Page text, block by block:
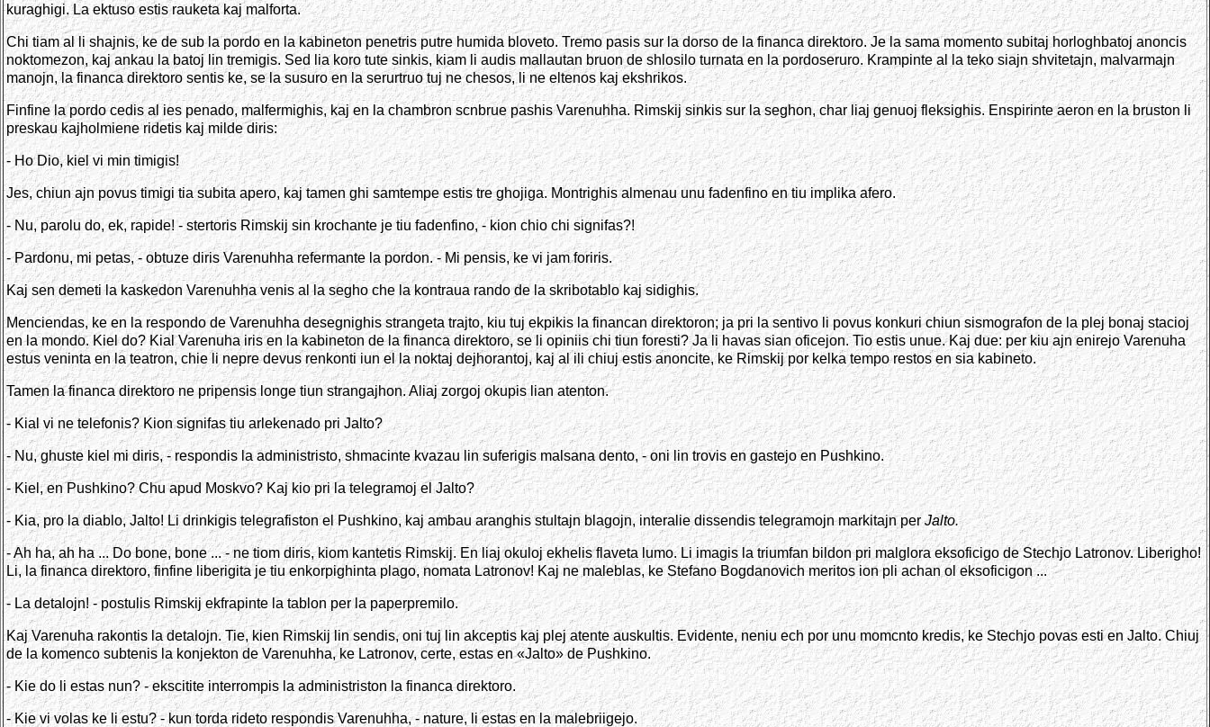
kuraghigi. La ektuso estis rauketa kaj malforta.
Chi tiam al li shajnis, ke de sub la pordo en la kabineton penetris putre humida bloveto. Tremo pasis sur la dorso de la financa direktoro. Je la sama momento subitaj horloghbatoj anoncis
noktomezon, kaj ankau la batoj lin tremigis. Sed lia koro tute sinkis, kiam li audis mallautan bruon de shlosilo turnata en la pordoseruro. Krampinte al la teko siajn shvitetajn, malvarmajn
manojn, la financa direktoro sentis ke, se la susuro en la serurtruo tuj ne chesos, li ne eltenos kaj ekshrikos.
Finfine la pordo cedis al ies penado, malfermighis, kaj en la chambron scnbrue pashis Varenuhha. Rimskij sinkis sur la seghon, char liaj genuoj fleksighis. Enspirinte aeron en la bruston li
preskau kajholmiene ridetis kaj milde diris:
- Ho Dio, kiel vi min timigis!
Jes, chiun ajn povus timigi tia subita apero, kaj tamen ghi samtempe estis tre ghojiga. Montrighis almenau unu fadenfino en tiu implika afero.
- Nu, parolu do, ek, rapide! - stertoris Rimskij sin krochante je tiu fadenfino, - kion chio chi signifas?!
- Pardonu, mi petas, - obtuze diris Varenuhha refermante la pordon. - Mi pensis, ke vi jam foriris.
Kaj sen demeti la kaskedon Varenuhha venis al la segho che la kontraua rando de la skribotablo kaj sidighis.
Menciendas, ke en la respondo de Varenuhha desegnighis strangeta trajto, kiu tuj ekpikis la financan direktoron; ja pri la sentivo li povus konkuri chiun sismografon de la plej bonaj stacioj
en la mondo. Kiel do? Kial Varenuha iris en la kabineton de la financa direktoro, se li opiniis chi tiun foresti? Ja li havas sian oficejon. Tio estis unue. Kaj due: per kiu ajn enirejo Varenuha
estus veninta en la teatron, chie li nepre devus renkonti iun el la noktaj dejhorantoj, kaj al ili chiuj estis anoncite, ke Rimskij por kelka tempo restos en sia kabineto.
Tamen la financa direktoro ne pripensis longe tiun strangajhon. Aliaj zorgoj okupis lian atenton.
- Kial vi ne telefonis? Kion signifas tiu arlekenado pri Jalto?
- Nu, ghuste kiel mi diris, - respondis la administristo, shmacinte kvazau lin suferigis malsana dento, - oni lin trovis en gastejo en Pushkino.
- Kiel, en Pushkino? Chu apud Moskvo? Kaj kio pri la telegramoj el Jalto?
- Kia, pro la diablo, Jalto! Li drinkigis telegrafiston el Pushkino, kaj ambau aranghis stultajn blagojn, interalie dissendis telegramojn markitajn perJalto.
- Ah ha, ah ha ... Do bone, bone ... - ne tiom diris, kiom kantetis Rimskij. En liaj okuloj ekhelis flaveta lumo. Li imagis la triumfan bildon pri malglora eksoficigo de Stechjo Latronov. Liberigho!
Li, la financa direktoro, finfine liberigita je tiu enkorpighinta plago, nomata Latronov! Kaj ne maleblas, ke Stefano Bogdanovich meritos ion pli achan ol eksoficigon ...
- La detalojn! - postulis Rimskij ekfrapinte la tablon per la paperpremilo.
Kaj Varenuha rakontis la detalojn. Tie, kien Rimskij lin sendis, oni tuj lin akceptis kaj plej atente auskultis. Evidente, neniu ech por unu momcnto kredis, ke Stechjo povas esti en Jalto. Chiuj
de la komenco subtenis la konjekton de Varenuhha, ke Latronov, certe, estas en «Jalto» de Pushkino.
- Kie do li estas nun? - ekscitite interrompis la administriston la financa direktoro.
- Kie vi volas ke li estu? - kun torda rideto respondis Varenuhha, - nature, li estas en la malebriigejo.